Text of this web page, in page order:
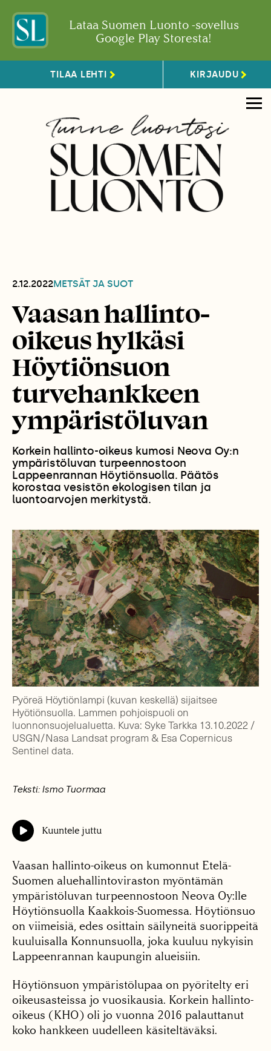
Lataa Suomen Luonto -sovellus
Google Play Storesta!
TILAA LEHTI KIRJAUDU
2.12.2022METSÄT JA SUOT
Vaasan hallinto-
oikeus hylkäsi
Höytiönsuon
turvehankkeen
ympäristöluvan
Korkein hallinto-oikeus kumosi Neova Oy:n
ympäristöluvan turpeennostoon
Lappeenrannan Höytiönsuolla. Päätös
korostaa vesistön ekologisen tilan ja
luontoarvojen merkitystä.
Pyöreä Höytiönlampi (kuvan keskellä) sijaitsee
Hyötiönsuolla. Lammen pohjoispuoli on
luonnonsuojelualuetta. Kuva: Syke Tarkka 13.10.2022 /
USGN/Nasa Landsat program & Esa Copernicus
Sentinel data.
Teksti: Ismo Tuormaa
Kuuntele juttu
Vaasan hallinto-oikeus on kumonnut Etelä-
Suomen aluehallintoviraston myöntämän
ympäristöluvan turpeennostoon Neova Oy:lle
Höytiönsuolla Kaakkois-Suomessa. Höytiönsuo
on viimeisiä, edes osittain säilyneitä suorippeitä
kuuluisalla Konnunsuolla, joka kuuluu nykyisin
Lappeenrannan kaupungin alueisiin.
Höytiönsuon ympäristölupaa on pyöritelty eri
oikeusasteissa jo vuosikausia. Korkein hallinto-
oikeus (KHO) oli jo vuonna 2016 palauttanut
koko hankkeen uudelleen käsiteltäväksi.